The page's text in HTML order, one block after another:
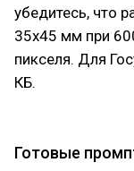
убедитесь, что
35х45 мм при
пикселя. Для
КБ.
Готовые